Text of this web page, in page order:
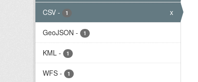
CSV - 1 x
GeoJSON - 1
KML - 1
WFS - 1